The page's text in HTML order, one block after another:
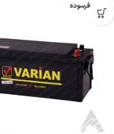
بدون فرسوده